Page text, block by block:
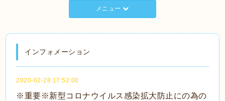
メニュー
インフォメーション
2020-02-28 17:52:00
※重要※新型コロナウイルス感染拡大防止にの為の